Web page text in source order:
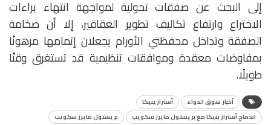
إلى البحث عن صفقات تحولية لمواجهة انتهاء براءات
الاختراع وارتفاع تكاليف تطوير العقاقير، إلا أن ضخامة
الصفقة وتداخل محفظتي الأورام يجعلان إتمامها مرهونًا
بمفاوضات معقدة وموافقات تنظيمية قد تستغرق وقتًا
طويلًا.
أخبار سوق الدواء
أسترازينيكا
اندماج أسترازينيكا مع بريستول مايرز سكويب
بريستول مايرز سكويب